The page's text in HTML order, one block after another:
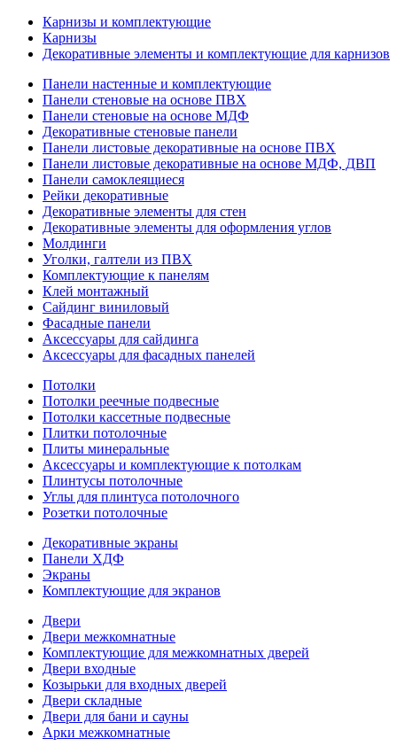
Карнизы и комплектующие
Карнизы
Декоративные элементы и комплектующие для карнизов
Панели настенные и комплектующие
Панели стеновые на основе ПВХ
Панели стеновые на основе МДФ
Декоративные стеновые панели
Панели листовые декоративные на основе ПВХ
Панели листовые декоративные на основе МДФ, ДВП
Панели самоклеящиеся
Рейки декоративные
Декоративные элементы для стен
Декоративные элементы для оформления углов
Молдинги
Уголки, галтели из ПВХ
Комплектующие к панелям
Клей монтажный
Сайдинг виниловый
Фасадные панели
Аксессуары для сайдинга
Аксессуары для фасадных панелей
Потолки
Потолки реечные подвесные
Потолки кассетные подвесные
Плитки потолочные
Плиты минеральные
Аксессуары и комплектующие к потолкам
Плинтусы потолочные
Углы для плинтуса потолочного
Розетки потолочные
Декоративные экраны
Панели ХДФ
Экраны
Комплектующие для экранов
Двери
Двери межкомнатные
Комплектующие для межкомнатных дверей
Двери входные
Козырьки для входных дверей
Двери складные
Двери для бани и сауны
Арки межкомнатные